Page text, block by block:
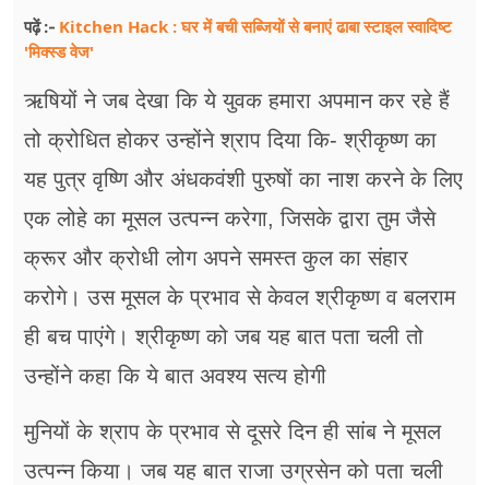
पढ़ें :- Kitchen Hack : घर में बची सब्जियों से बनाएं ढाबा स्टाइल स्वादिष्ट
'मिक्स्ड वेज'
ऋषियों ने जब देखा कि ये युवक हमारा अपमान कर रहे हैं
तो क्रोधित होकर उन्होंने श्राप दिया कि- श्रीकृष्ण का
यह पुत्र वृष्णि और अंधकवंशी पुरुषों का नाश करने के लिए
एक लोहे का मूसल उत्पन्न करेगा, जिसके द्वारा तुम जैसे
क्रूर और क्रोधी लोग अपने समस्त कुल का संहार
करोगे। उस मूसल के प्रभाव से केवल श्रीकृष्ण व बलराम
ही बच पाएंगे। श्रीकृष्ण को जब यह बात पता चली तो
उन्होंने कहा कि ये बात अवश्य सत्य होगी
मुनियों के श्राप के प्रभाव से दूसरे दिन ही सांब ने मूसल
उत्पन्न किया। जब यह बात राजा उग्रसेन को पता चली